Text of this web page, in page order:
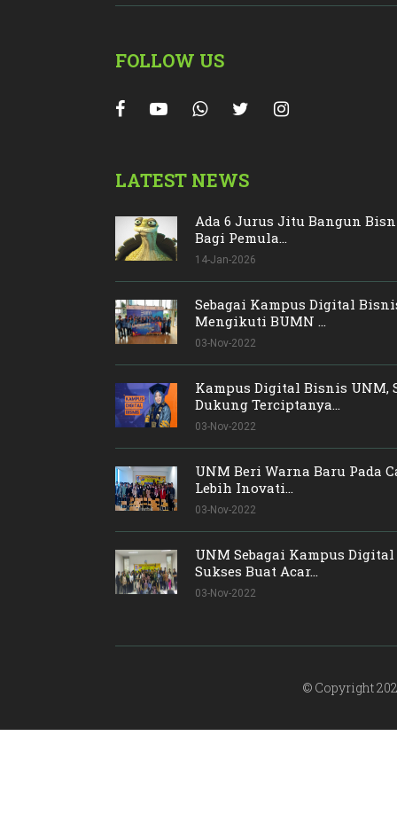
FOLLOW US
LATEST NEWS
Ada 6 Jurus Jitu Bangun
Bagi Pemula...
14-Jan-2026
Sebagai Kampus Digital
Mengikuti BUMN ...
03-Nov-2022
Kampus Digital Bisnis UNM,
Dukung Terciptanya...
03-Nov-2022
UNM Beri Warna Baru Pada
Lebih Inovati...
03-Nov-2022
UNM Sebagai Kampus
Sukses Buat Acar...
03-Nov-2022
© Copyright